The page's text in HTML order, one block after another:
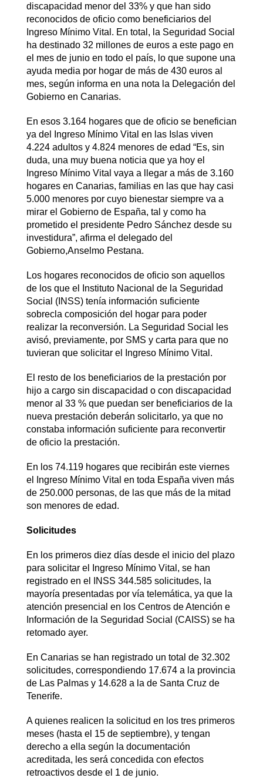
discapacidad menor del 33% y que han sido
reconocidos de oficio como beneficiarios del
Ingreso Mínimo Vital. En total, la Seguridad Social
ha destinado 32 millones de euros a este pago en
el mes de junio en todo el país, lo que supone una
ayuda media por hogar de más de 430 euros al
mes, según informa en una nota la Delegación del
Gobierno en Canarias.
En esos 3.164 hogares que de oficio se benefician
ya del Ingreso Mínimo Vital en las Islas viven
4.224 adultos y 4.824 menores de edad “Es, sin
duda, una muy buena noticia que ya hoy el
Ingreso Mínimo Vital vaya a llegar a más de 3.160
hogares en Canarias, familias en las que hay casi
5.000 menores por cuyo bienestar siempre va a
mirar el Gobierno de España, tal y como ha
prometido el presidente Pedro Sánchez desde su
investidura”, afirma el delegado del
Gobierno,Anselmo Pestana.
Los hogares reconocidos de oficio son aquellos
de los que el Instituto Nacional de la Seguridad
Social (INSS) tenía información suficiente
sobrecla composición del hogar para poder
realizar la reconversión. La Seguridad Social les
avisó, previamente, por SMS y carta para que no
tuvieran que solicitar el Ingreso Mínimo Vital.
El resto de los beneficiarios de la prestación por
hijo a cargo sin discapacidad o con discapacidad
menor al 33 % que puedan ser beneficiarios de la
nueva prestación deberán solicitarlo, ya que no
constaba información suficiente para reconvertir
de oficio la prestación.
En los 74.119 hogares que recibirán este viernes
el Ingreso Mínimo Vital en toda España viven más
de 250.000 personas, de las que más de la mitad
son menores de edad.
Solicitudes
En los primeros diez días desde el inicio del plazo
para solicitar el Ingreso Mínimo Vital, se han
registrado en el INSS 344.585 solicitudes, la
mayoría presentadas por vía telemática, ya que la
atención presencial en los Centros de Atención e
Información de la Seguridad Social (CAISS) se ha
retomado ayer.
En Canarias se han registrado un total de 32.302
solicitudes, correspondiendo 17.674 a la provincia
de Las Palmas y 14.628 a la de Santa Cruz de
Tenerife.
A quienes realicen la solicitud en los tres primeros
meses (hasta el 15 de septiembre), y tengan
derecho a ella según la documentación
acreditada, les será concedida con efectos
retroactivos desde el 1 de junio.